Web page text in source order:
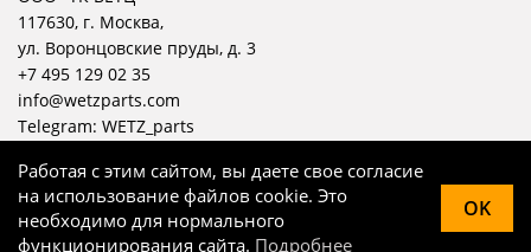
117630, г. Москва,
ул. Воронцовские пруды, д. 3
+7 495 129 02 35
info@wetzparts.com
Telegram: WETZ_parts
© WETZ, 2004 — 2026
Работая с этим сайтом, вы даете свое согласие
на использование файлов cookie. Это
необходимо для нормального
функционирования сайта. Подробнее
OK